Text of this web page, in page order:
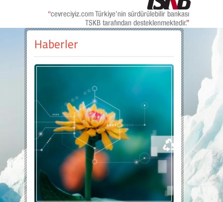
Haberler